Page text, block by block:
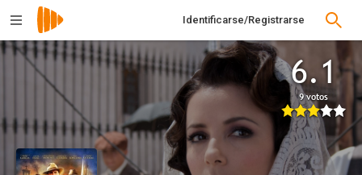
Identificarse/Registrarse
6.1
9 votos